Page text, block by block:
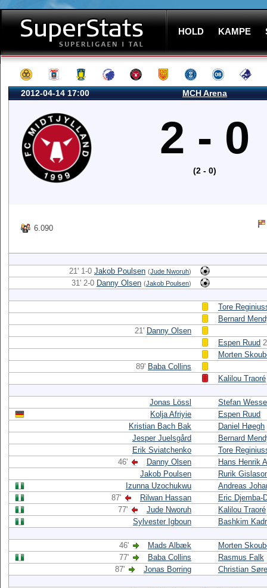
HOLD KAMPE
2012-04-14 17:00 MCH Arena
2 - 0
(2 - 0)
6.090
21' 1-0 Jakob Poulsen (Jude Nworuh)
31' 2-0 Danny Olsen (Jakob Poulsen)
Tore
Bernard
21' Danny Olsen
Espen Ruud
Morten
89' Baba Collins
Kalilou Traoré
Jonas Lössl
Stefan
Kolja Afriyie
Espen Ruud
Kristian Bach Bak
Daniel Høegh
Jesper Juelsgård
Bernard
Erik Sviatchenko
Tore
46'
Danny Olsen
Hans Henrik
Jakob Poulsen
Rurik
Izunna Uzochukwu
Andreas
87'
Rilwan Hassan
Eric Djemba-
77'
Jude Nworuh
Kalilou Traoré
Sylvester Igboun
Bashkim
46' Mads Albæk
Morten
77'
Baba Collins
Rasmus Falk
87'
Jonas Borring Christian